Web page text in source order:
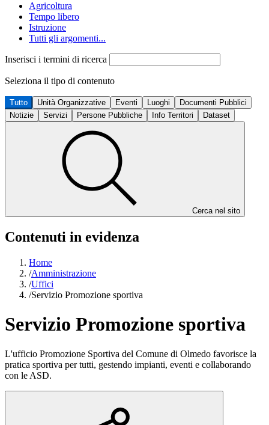
Agricoltura
Tempo libero
Istruzione
Tutti gli argomenti...
Inserisci i termini di ricerca
Seleziona il tipo di contenuto
Tutto Unità Organizzative Eventi Luoghi
Documenti Pubblici
Notizie
Servizi Persone Pubbliche Info Territori Dataset
Cerca nel sito
Contenuti in evidenza
Home
/Amministrazione
/Uffici
/Servizio Promozione sportiva
Servizio Promozione sportiva
L'ufficio Promozione Sportiva del Comune di Olmedo favorisce la
pratica sportiva per tutti, gestendo impianti, eventi e collaborando
con le ASD.